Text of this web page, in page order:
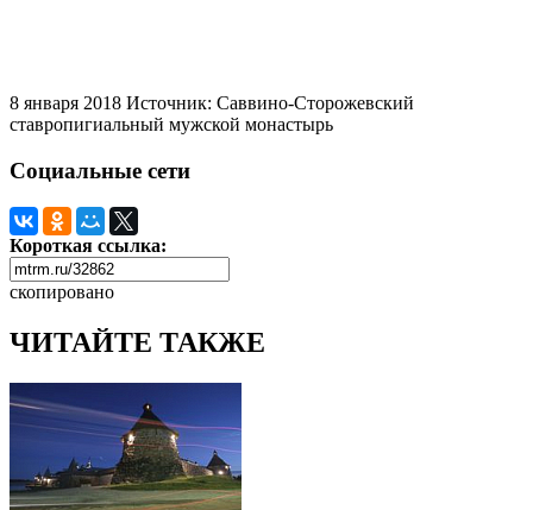
8 января 2018 Источник: Саввино-Сторожевский
ставропигиальный мужской монастырь
Социальные сети
Короткая ссылка:
скопировано
ЧИТАЙТЕ ТАКЖЕ